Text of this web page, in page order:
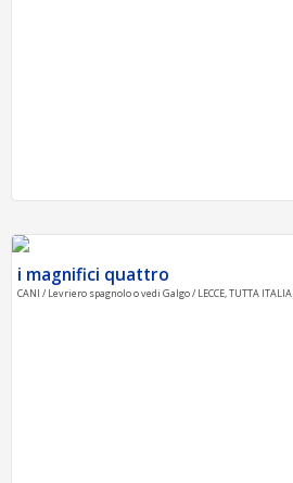
i magnifici quattro
CANI / Levriero spagnolo o vedi Galgo / LECCE, TUTTA ITALIA